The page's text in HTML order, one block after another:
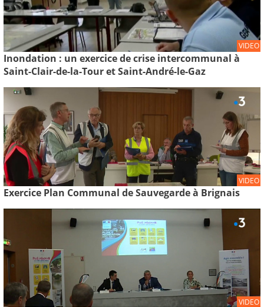
VIDEO
Inondation : un exercice de crise intercommunal à
Saint-Clair-de-la-Tour et Saint-André-le-Gaz
VIDEO
Exercice Plan Communal de Sauvegarde à Brignais
VIDEO